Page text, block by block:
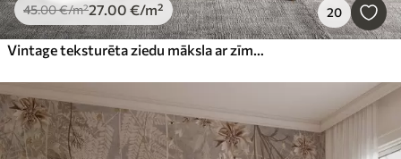
45.00€/m²27.00 €/m² 20
Vintage teksturēta ziedu māksla ar zīmējuma stila delikātu dārza ziedu un lapu ilustrācijām, maigiem pasteļtoņos un sēpijas toņos